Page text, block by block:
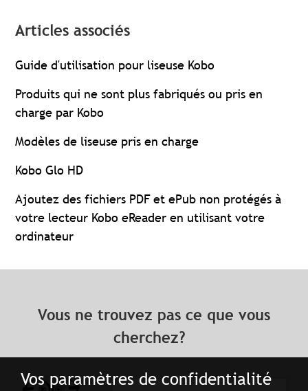
Vos paramètres de confidentialité
Articles associés
Guide d'utilisation pour liseuse Kobo
Produits qui ne sont plus fabriqués ou pris en
charge par Kobo
Modèles de liseuse pris en charge
Kobo Glo HD
Ajoutez des fichiers PDF et ePub non protégés à
votre lecteur Kobo eReader en utilisant votre
ordinateur
Vous ne trouvez pas ce que vous
cherchez?